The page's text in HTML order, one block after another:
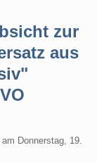
zur
aus
am Donnerstag, 19.